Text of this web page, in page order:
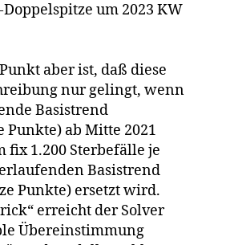
um 2023 KW
aber ist, daß diese
nur gelingt, wenn
Basistrend
Punkte) ab Mitte 2021
fix 1.200 Sterbefälle je
Basistrend
Punkte) ersetzt wird.
erreicht der Solver
Übereinstimmung